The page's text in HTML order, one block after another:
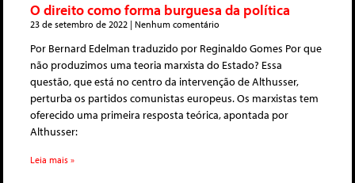
O direito como forma burguesa da política
23 de setembro de 2022 Nenhum comentário
Por Bernard Edelman traduzido por Reginaldo Gomes Por que
não produzimos uma teoria marxista do Estado? Essa
questão, que está no centro da intervenção de Althusser,
perturba os partidos comunistas europeus. Os marxistas tem
oferecido uma primeira resposta teórica, apontada por
Althusser:
Leia mais »